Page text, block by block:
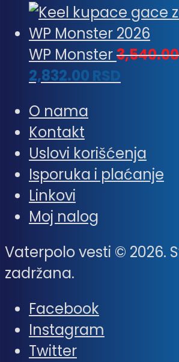
WP Monster
2,832.00 RSD
O nama
Kontakt
Uslovi korišćenja
Isporuka i plaćanje
Linkovi
Moj nalog
Vaterpolo vesti © 2026.
zadržana.
Facebook
Instagram
Twitter